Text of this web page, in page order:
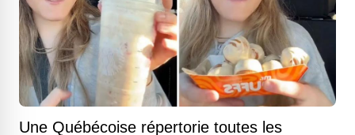
Une Québécoise répertorie toutes les